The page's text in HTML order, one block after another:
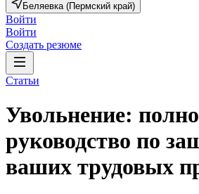
Беляевка (Пермский край)
Войти
Войти
Создать резюме
Статьи
Увольнение:
руководство по
ваших трудовых